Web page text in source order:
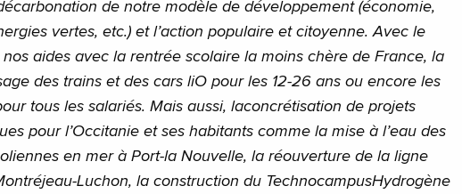
de notre modèle de développement (économie,
vertes, etc.) et l’action populaire et citoyenne. Avec le
aides avec la rentrée scolaire la moins chère de France, la
des trains et des cars liO pour les 12-26 ans ou encore les
tous les salariés. Mais aussi, laconcrétisation de projets
pour l’Occitanie et ses habitants comme la mise à l’eau des
en mer à Port-la Nouvelle, la réouverture de la ligne
Luchon, la construction du TechnocampusHydrogène